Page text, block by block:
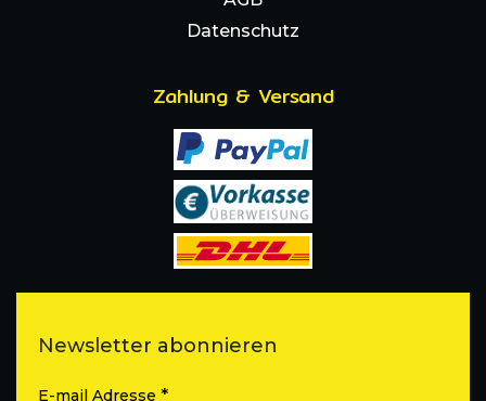
Datenschutz
Zahlung & Versand
Newsletter abonnieren
E-mail Adresse *